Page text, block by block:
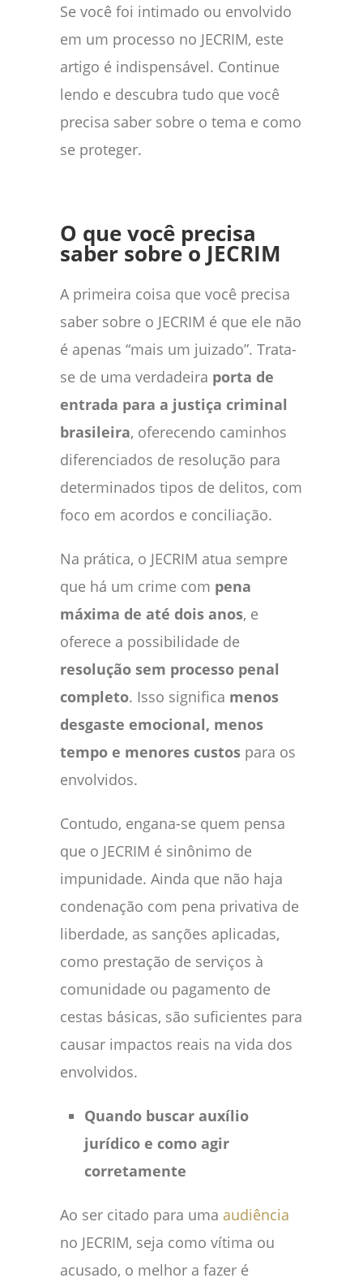
Se você foi intimado ou envolvido
em um processo no JECRIM, este
artigo é indispensável. Continue
lendo e descubra tudo que você
precisa saber sobre o tema e como
se proteger.
O que você precisa
saber sobre o JECRIM
A primeira coisa que você precisa
saber sobre o JECRIM é que ele não
é apenas “mais um juizado”. Trata-
se de uma verdadeira porta de
entrada para a justiça criminal
brasileira, oferecendo caminhos
diferenciados de resolução para
determinados tipos de delitos, com
foco em acordos e conciliação.
Na prática, o JECRIM atua sempre
que há um crime com pena
máxima de até dois anos, e
oferece a possibilidade de
resolução sem processo penal
completo. Isso significa menos
desgaste emocional, menos
tempo e menores custos para os
envolvidos.
Contudo, engana-se quem pensa
que o JECRIM é sinônimo de
impunidade. Ainda que não haja
condenação com pena privativa de
liberdade, as sanções aplicadas,
como prestação de serviços à
comunidade ou pagamento de
cestas básicas, são suficientes para
causar impactos reais na vida dos
envolvidos.
Quando buscar auxílio
jurídico e como agir
corretamente
Ao ser citado para uma audiência
no JECRIM, seja como vítima ou
acusado, o melhor a fazer é